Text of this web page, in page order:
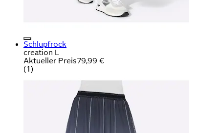
Schlupfrock
creation L
Aktueller Preis79,99 €
(1)